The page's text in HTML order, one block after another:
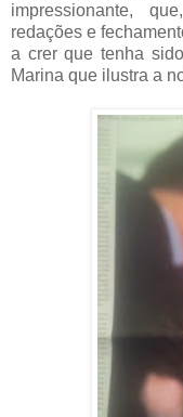
impressionante,
redações e
a crer que tenha
Marina que ilustra a